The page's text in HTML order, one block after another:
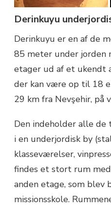
Derinkuyu
Derinkuyu er en af de
85 meter under jorden
etager ud af et ukendt
der kan være op til 18
29 km fra Nevşehir, på
Den indeholder alle de
i en underjordisk by
klasseværelser,
findes et stort rum
anden etage, som blev
missionsskole.